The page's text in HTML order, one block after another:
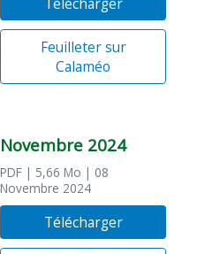
Télécharger
Feuilleter sur
Calaméo
Novembre 2024
PDF | 5,66 Mo | 08
Novembre 2024
Télécharger